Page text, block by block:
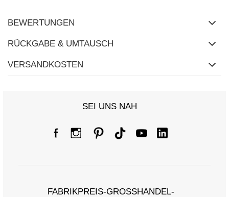
BEWERTUNGEN
RÜCKGABE & UMTAUSCH
VERSANDKOSTEN
SEI UNS NAH
FABRIKPREIS-GROSSHANDEL-K